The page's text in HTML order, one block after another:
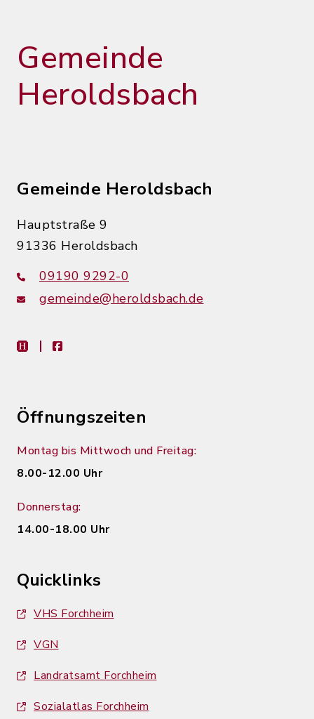
Gemeinde
Heroldsbach
Gemeinde Heroldsbach
Hauptstraße 9
91336 Heroldsbach
09190 9292-0
gemeinde@heroldsbach.de
heimat-infofacebook
Öffnungszeiten
Montag bis Mittwoch und Freitag:
8.00-12.00 Uhr
Donnerstag:
14.00-18.00 Uhr
Quicklinks
VHS Forchheim
VGN
Landratsamt Forchheim
Sozialatlas Forchheim